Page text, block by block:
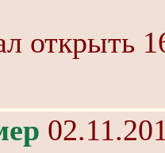
открыть